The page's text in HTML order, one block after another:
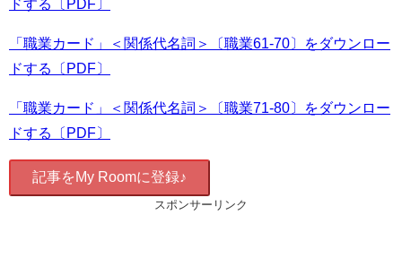
ドする〔PDF〕
「職業カード」＜関係代名詞＞〔職業61-70〕をダウンロー
ドする〔PDF〕
「職業カード」＜関係代名詞＞〔職業71-80〕をダウンロー
ドする〔PDF〕
記事をMy Roomに登録♪
スポンサーリンク